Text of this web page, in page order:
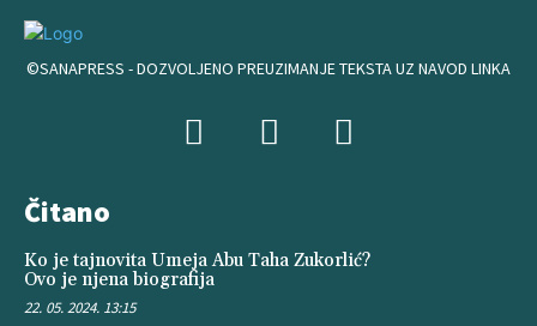
©SANAPRESS - DOZVOLJENO PREUZIMANJE TEKSTA UZ NAVOD LINKA
Čitano
Ko je tajnovita Umeja Abu Taha Zukorlić?
Ovo je njena biografija
22. 05. 2024. 13:15